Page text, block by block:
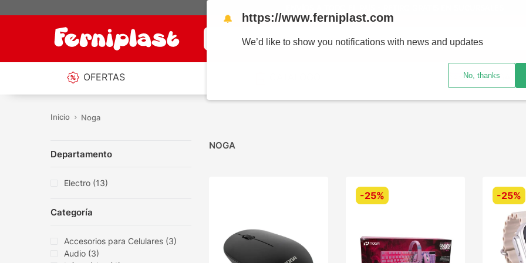
¿Qué estás buscando?
OFERTAS SUCURSALES
Noga
Categoría
Accesorios para Celulares (3)
Audio (3)
Departamento
Electro (13)
NOGA
-25% -25%
🔔 https://www.ferniplast.com
We’d like to show you notifications with news and updates
No, thanks